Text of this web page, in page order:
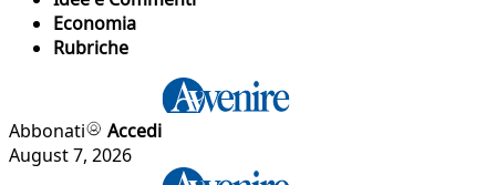
Economia
Rubriche
Abbonati
Accedi
August 7, 2026